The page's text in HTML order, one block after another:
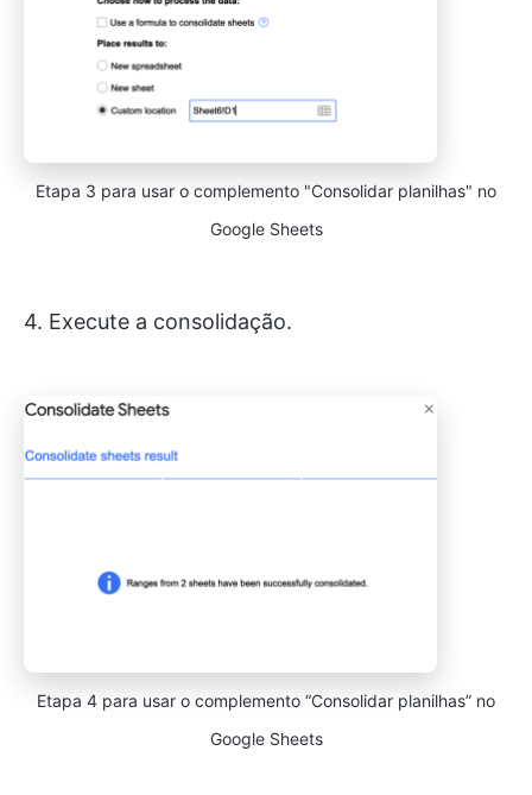
Etapa 3 para usar o complemento "Consolidar planilhas" no
Google Sheets
4. Execute a consolidação.
Etapa 4 para usar o complemento “Consolidar planilhas” no
Google Sheets